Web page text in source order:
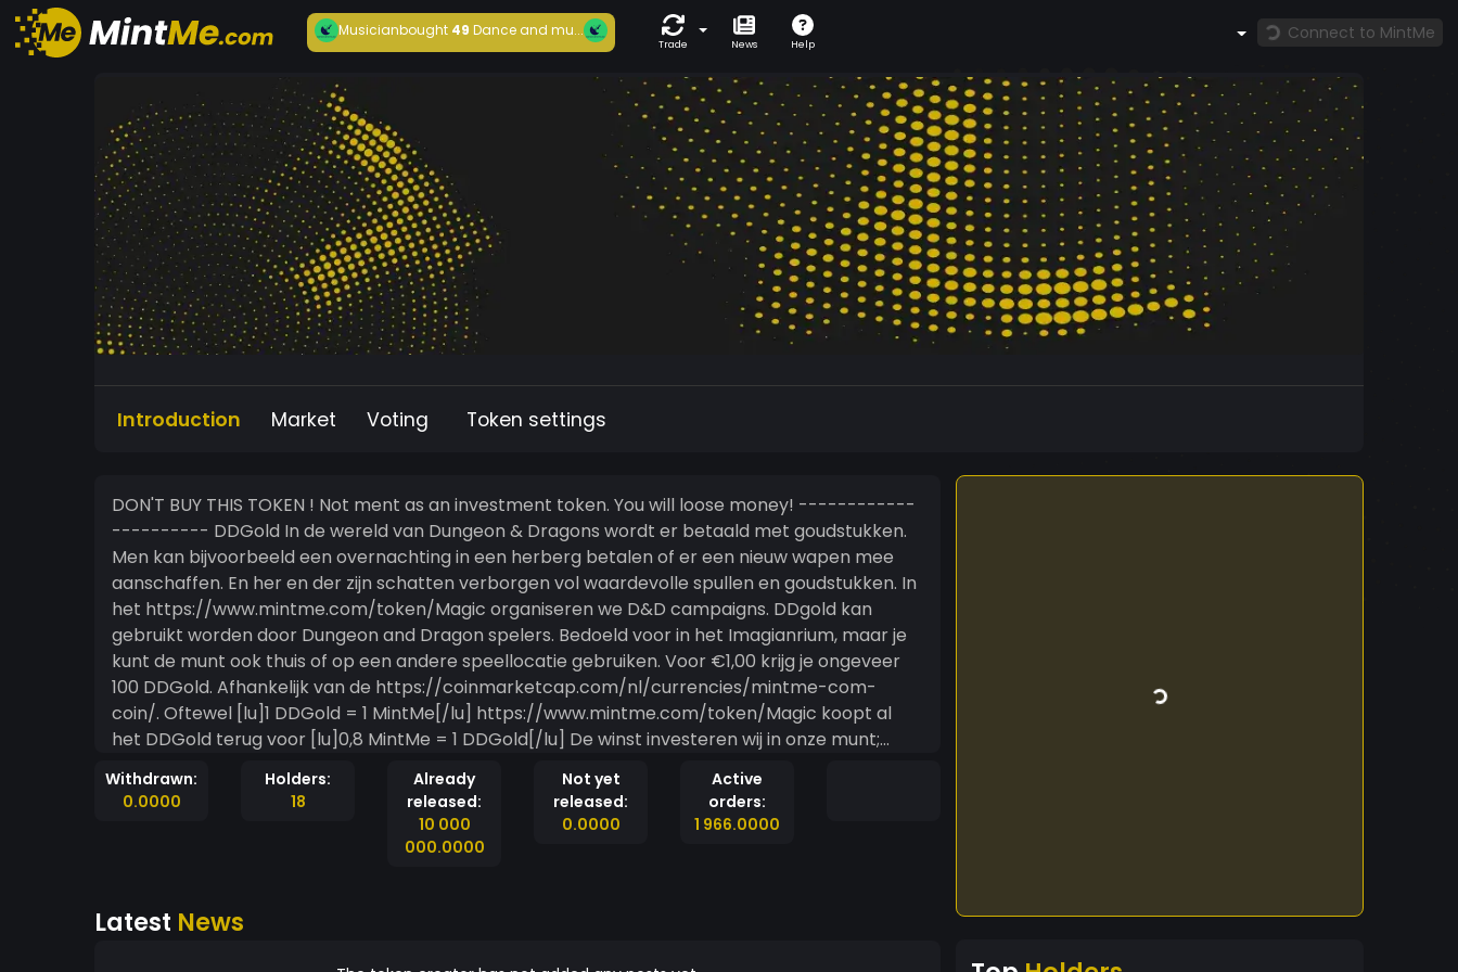
Musicianbought49 Dance and mu...
Trade News Help
Connect to MintMe
Introduction Market Voting Token settings
DON'T BUY THIS TOKEN ! Not ment as an investment token. You will loose money! ------------
---------- DDGold In de wereld van Dungeon & Dragons wordt er betaald met goudstukken.
Men kan bijvoorbeeld een overnachting in een herberg betalen of er een nieuw wapen mee
aanschaffen. En her en der zijn schatten verborgen vol waardevolle spullen en goudstukken. In
het https://www.mintme.com/token/Magic organiseren we D&D campaigns. DDgold kan
gebruikt worden door Dungeon and Dragon spelers. Bedoeld voor in het Imagianrium, maar je
kunt de munt ook thuis of op een andere speellocatie gebruiken. Voor €1,00 krijg je ongeveer
100 DDGold. Afhankelijk van de https://coinmarketcap.com/nl/currencies/mintme-com-
coin/. Oftewel [lu]1 DDGold = 1 MintMe[/lu] https://www.mintme.com/token/Magic koopt al
het DDGold terug voor [lu]0,8 MintMe = 1 DDGold[/lu] De winst investeren wij in onze munt;
https://www.mintme.com/token/Magic. En mocht MintMe drastisch in waarde veranderen dan
passen we de prijzen natuurlijk aan. ---------------------- Het gebruik van DDGold biedt
kan een bedrag vooraf aan de DM betaald worden afhankelijk van het level of de DM wordt "in
DDGold kun je omwisselen voor MintMe. MintMe kun je weer investeren in andere MintMe
Withdrawn:
0.0000
Holders:
18
Already
released:
10 000
000.0000
Not yet
released:
0.0000
Active
orders:
1 966.0000
Latest News